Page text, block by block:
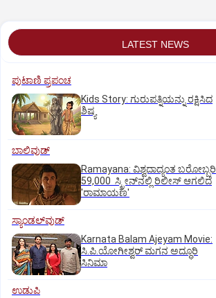
LATEST NEWS
ಪುಟಾಣಿ ಪ್ರಪಂಚ
Kids Story: ಗುರುಪತ್ನಿಯನ್ನು ರಕ್ಷಿಸಿದ
ಶಿಷ್ಯ
ಬಾಲಿವುಡ್‌
Ramayana: ವಿಶ್ವದಾದ್ಯಂತ ಬರೋಬ್ಬರಿ
59,000 ಸ್ಕ್ರೀನ್‌ನಲ್ಲಿ ರಿಲೀಸ್‌ ಆಗಲಿದೆ
'ರಾಮಾಯಣ'
ಸ್ಯಾಂಡಲ್‌ವುಡ್‌
Karnata Balam Ajeyam Movie:
ಸಿ.ಪಿ.ಯೋಗೀಶ್ವರ್‌ ಮಗನ ಅದ್ಧೂರಿ
ಸಿನಿಮಾ
ಉಡುಪಿ